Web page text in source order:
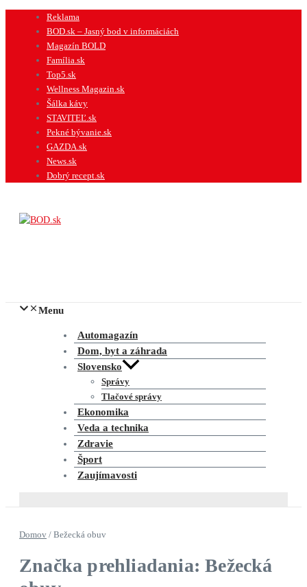
Preskočiť
Reklama
BOD.sk – Jasný bod v informáciách
Magazín BOLD
Família.sk
Top5.sk
Wellness Magazin.sk
Šálka kávy
STAVITEĽ.sk
Pekné bývanie.sk
GAZDA.sk
News.sk
Dobrý recept.sk
Menu
Automagazín
Dom, byt a záhrada
Slovensko
Správy
Tlačové správy
Ekonomika
Veda a technika
Zdravie
Šport
Zaujímavosti
Domov / Bežecká obuv
Značka prehliadania: Bežecká